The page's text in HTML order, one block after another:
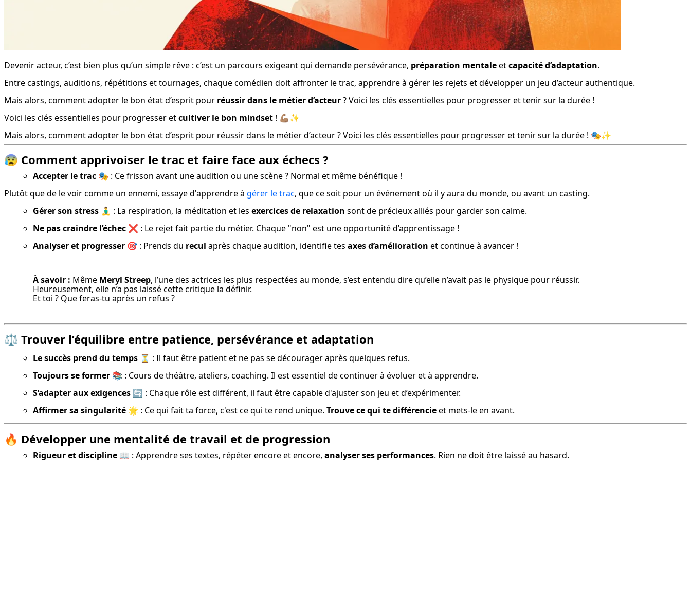
Devenir acteur, c’est bien plus qu’un simple rêve : c’est un parcours exigeant qui demande persévérance, préparation mentale et capacité d’adaptation.
Entre castings, auditions, répétitions et tournages, chaque comédien doit affronter le trac, apprendre à gérer les rejets et développer un jeu d’acteur authentique.
Mais alors, comment adopter le bon état d’esprit pour réussir dans le métier d’acteur ? Voici les clés essentielles pour progresser et tenir sur la durée !
Voici les clés essentielles pour progresser et cultiver le bon mindset ! 💪🏽✨
Mais alors, comment adopter le bon état d’esprit pour réussir dans le métier d’acteur ? Voici les clés essentielles pour progresser et tenir sur la durée ! 🎭✨
😰 Comment apprivoiser le trac et faire face aux échecs ?
Accepter le trac 🎭 : Ce frisson avant une audition ou une scène ? Normal et même bénéfique !
Plutôt que de le voir comme un ennemi, essaye d'apprendre à gérer le trac, que ce soit pour un événement où il y aura du monde, ou avant un casting.
Gérer son stress 🧘‍♂️ : La respiration, la méditation et les exercices de relaxation sont de précieux alliés pour garder son calme.
Ne pas craindre l’échec ❌ : Le rejet fait partie du métier. Chaque "non" est une opportunité d’apprentissage !
Analyser et progresser 🎯 : Prends du recul après chaque audition, identifie tes axes d’amélioration et continue à avancer !
À savoir : Même Meryl Streep, l’une des actrices les plus respectées au monde, s’est entendu dire qu’elle n’avait pas le physique pour réussir.
Heureusement, elle n’a pas laissé cette critique la définir.
Et toi ? Que feras-tu après un refus ?
⚖️ Trouver l’équilibre entre patience, persévérance et adaptation
Le succès prend du temps ⏳ : Il faut être patient et ne pas se décourager après quelques refus.
Toujours se former 📚 : Cours de théâtre, ateliers, coaching. Il est essentiel de continuer à évoluer et à apprendre.
S’adapter aux exigences 🔄 : Chaque rôle est différent, il faut être capable d'ajuster son jeu et d’expérimenter.
Affirmer sa singularité 🌟 : Ce qui fait ta force, c'est ce qui te rend unique. Trouve ce qui te différencie et mets-le en avant.
🔥 Développer une mentalité de travail et de progression
Rigueur et discipline 📖 : Apprendre ses textes, répéter encore et encore, analyser ses performances. Rien ne doit être laissé au hasard.